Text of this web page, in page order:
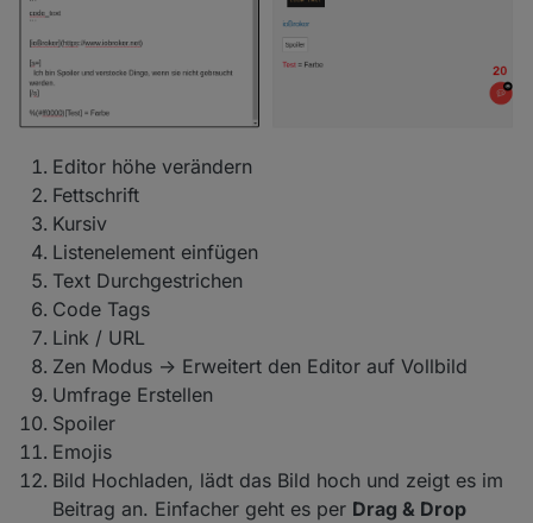
Editor höhe verändern
Fettschrift
Kursiv
Listenelement einfügen
Text Durchgestrichen
Code Tags
Link / URL
Zen Modus -> Erweitert den Editor auf Vollbild
Umfrage Erstellen
Spoiler
Emojis
Bild Hochladen, lädt das Bild hoch und zeigt es im
Beitrag an. Einfacher geht es per Drag & Drop